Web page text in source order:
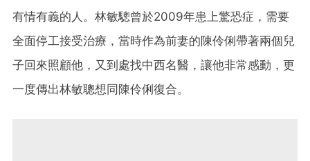
有情有義的人。林敏驄曾於2009年患上驚恐症，需要
全面停工接受治療，當時作為前妻的陳伶俐帶著兩個兒
子回來照顧他，又到處找中西名醫，讓他非常感動，更
一度傳出林敏聰想同陳伶俐復合。